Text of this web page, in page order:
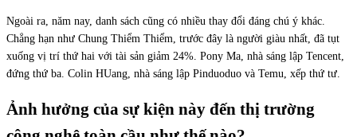
Ngoài ra, năm nay, danh sách cũng có nhiều thay đổi đáng chú ý khác.
Chẳng hạn như Chung Thiểm Thiểm, trước đây là người giàu nhất, đã tụt
xuống vị trí thứ hai với tài sản giảm 24%. Pony Ma, nhà sáng lập Tencent,
đứng thứ ba. Colin HUang, nhà sáng lập Pinduoduo và Temu, xếp thứ tư.
Ảnh hưởng của sự kiện này đến thị trường